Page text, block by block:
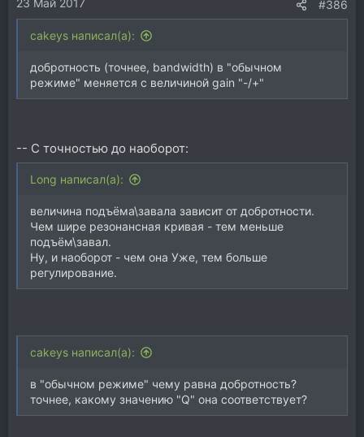
23 Май 2017 #386
cakeys написал(а):
добротность (точнее, bandwidth) в "обычном
режиме" меняется с величиной gain "-/+"
-- C точностью до наоборот:
Long написал(а):
величина подъёма\завала зависит от добротности.
Чем шире резонансная кривая - тем меньше
подъём\завал.
Ну, и наоборот - чем она Уже, тем больше
регулирование.
cakeys написал(а):
в "обычном режиме" чему равна добротность?
точнее, какому значению "Q" она соответствует?